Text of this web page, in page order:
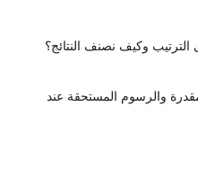
الترتيب وكيف نصنف النتائج؟
والرسوم المستحقة عند